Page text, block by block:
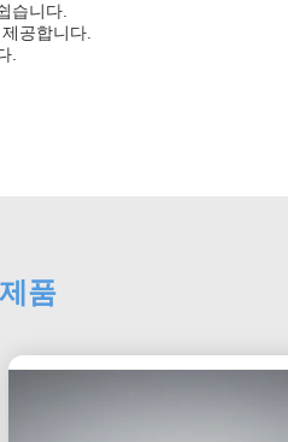
습니다.
공합니다.
.
품